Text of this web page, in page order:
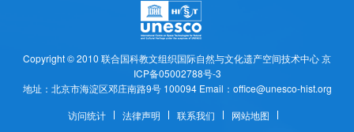
Copyright © 2010 联合国科教文组织国际自然与文化遗产空间技术中心京
ICP备05002788号-3
地址：北京市海淀区邓庄南路9号 100094 Email：office@unesco-hist.org
访问统计
法律声明 联系我们 网站地图